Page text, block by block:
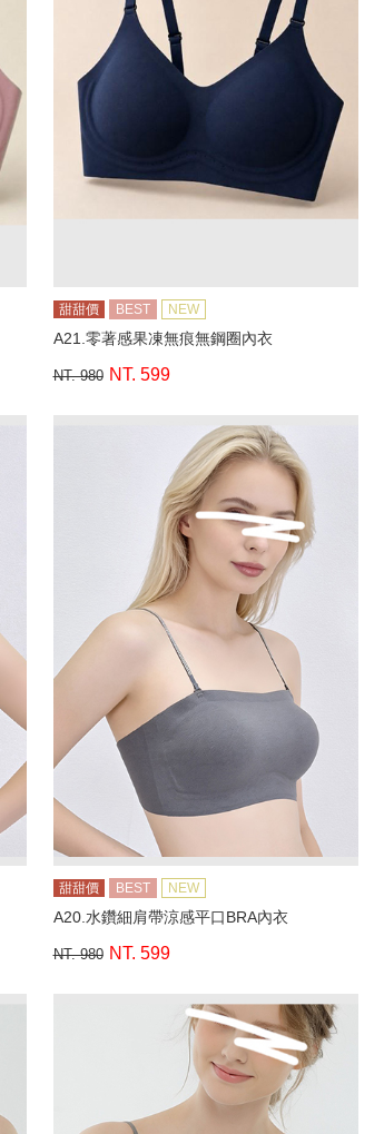
甜甜價 BEST NEW
A21.零著感果凍無痕無鋼圈內衣
NT. 980 NT. 599
甜甜價 BEST NEW
A20.水鑽細肩帶涼感平口BRA內衣
NT. 980 NT. 599